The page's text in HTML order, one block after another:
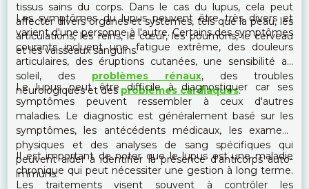
tissus sains du corps. Dans le cas du lupus, cela peut
affecter divers organes et systèmes, tels que la peau, les
articulations, les reins, le cœur, les poumons, le cerveau
et les vaisseaux sanguins.
Les symptômes du lupus peuvent être très divers et
varient d'une personne à l'autre. Certains des symptômes
courants incluent une fatigue extrême, des douleurs
articulaires, des éruptions cutanées, une sensibilité au
soleil, des problèmes rénaux, des troubles
neurologiques et des problèmes cardiaques.
Le lupus peut être difficile à diagnostiquer car ses
symptômes peuvent ressembler à ceux d'autres
maladies. Le diagnostic est généralement basé sur les
symptômes, les antécédents médicaux, les examens
physiques et des analyses de sang spécifiques qui
peuvent aider à identifier la présence d'anticorps auto-
immuns.
Il est important de noter que le lupus est une maladie
chronique qui peut nécessiter une gestion à long terme.
Les traitements visent souvent à contrôler les